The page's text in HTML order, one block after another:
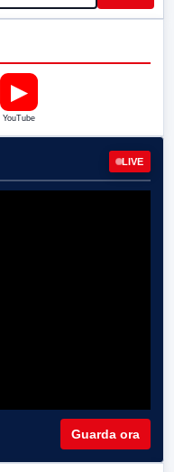
▶
YouTube
LIVE
Guarda ora